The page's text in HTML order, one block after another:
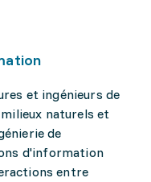
et ingénieurs de
naturels et
de
d'information
entre